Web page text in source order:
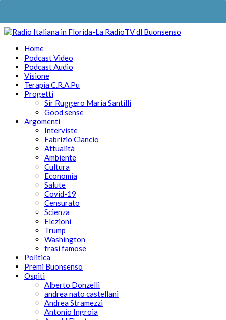
Home
Podcast Video
Podcast Audio
Visione
Terapia C.R.A.Pu
Progetti
Sir Ruggero Maria Santilli
Good sense
Argomenti
Interviste
Fabrizio Ciancio
Attualità
Ambiente
Cultura
Economia
Salute
Covid-19
Censurato
Scienza
Elezioni
Trump
Washington
frasi famose
Politica
Premi Buonsenso
Ospiti
Alberto Donzelli
andrea nato castellani
Andrea Stramezzi
Antonio Ingroia